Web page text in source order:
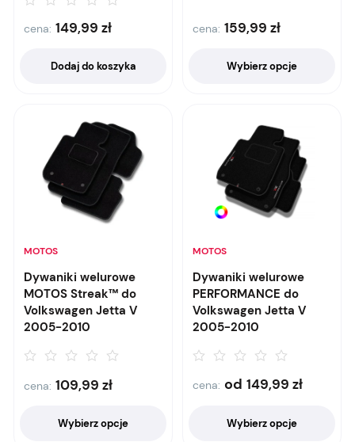
cena: 149,99 zł
Dodaj do koszyka
cena: 159,99 zł
Wybierz opcje
MOTOS
Dywaniki welurowe
MOTOS Streak™ do
Volkswagen Jetta V
2005-2010
cena: 109,99 zł
Wybierz opcje
MOTOS
Dywaniki welurowe
PERFORMANCE do
Volkswagen Jetta V
2005-2010
cena: od 149,99 zł
Wybierz opcje